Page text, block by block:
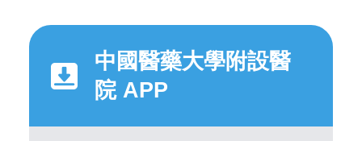
中國醫藥大學附設醫
院 APP